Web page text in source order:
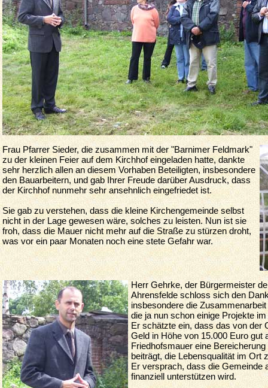
Frau Pfarrer Sieder, die zusammen mit der "Barnimer Feldmark"
zu der kleinen Feier auf dem Kirchhof eingeladen hatte, dankte
sehr herzlich allen an diesem Vorhaben Beteiligten, insbesondere
den Bauarbeitern, und gab Ihrer Freude darüber Ausdruck, dass
der Kirchhof nunmehr sehr ansehnlich eingefriedet ist.
Sie gab zu verstehen, dass die kleine Kirchengemeinde selbst
nicht in der Lage gewesen wäre, solches zu leisten. Nun ist sie
froh, dass die Mauer nicht mehr auf die Straße zu stürzen droht,
was vor ein paar Monaten noch eine stete Gefahr war.
Herr Gehrke, der Bürgermeister
Ahrensfelde schloss sich den
insbesondere die
die ja nun schon einige Projekte
Er schätzte ein, dass das von der
Geld in Höhe von 15.000 Euro gut
Friedhofsmauer eine
beiträgt, die Lebensqualität im Ort
Er versprach, dass die Gemeinde
finanziell unterstützen wird.